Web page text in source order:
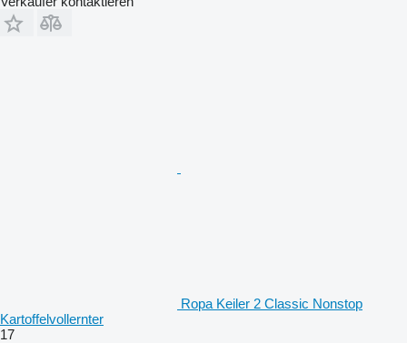
Ropa Keiler 2 Classic Nonstop
Kartoffelvollernter
17